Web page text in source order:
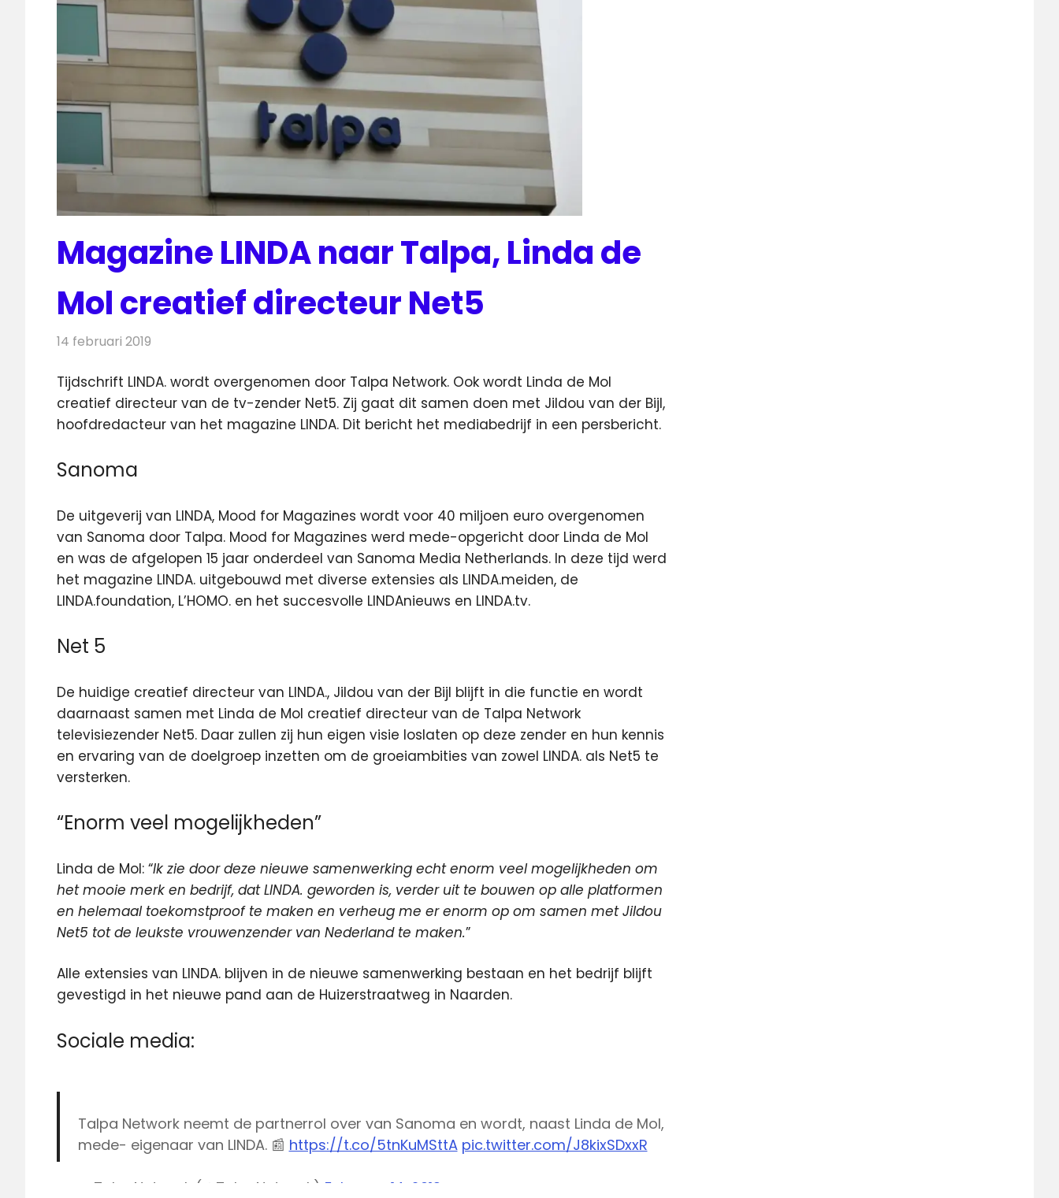
Magazine LINDA naar Talpa, Linda de
Mol creatief directeur Net5
14 februari 2019
Tijdschrift LINDA. wordt overgenomen door Talpa Network. Ook wordt Linda de Mol
creatief directeur van de tv-zender Net5. Zij gaat dit samen doen met Jildou van der Bijl,
hoofdredacteur van het magazine LINDA. Dit bericht het mediabedrijf in een persbericht.
Sanoma
De uitgeverij van LINDA, Mood for Magazines wordt voor 40 miljoen euro overgenomen
van Sanoma door Talpa. Mood for Magazines werd mede-opgericht door Linda de Mol
en was de afgelopen 15 jaar onderdeel van Sanoma Media Netherlands. In deze tijd werd
het magazine LINDA. uitgebouwd met diverse extensies als LINDA.meiden, de
LINDA.foundation, L’HOMO. en het succesvolle LINDAnieuws en LINDA.tv.
Net 5
De huidige creatief directeur van LINDA., Jildou van der Bijl blijft in die functie en wordt
daarnaast samen met Linda de Mol creatief directeur van de Talpa Network
televisiezender Net5. Daar zullen zij hun eigen visie loslaten op deze zender en hun kennis
en ervaring van de doelgroep inzetten om de groeiambities van zowel LINDA. als Net5 te
versterken.
“Enorm veel mogelijkheden”
Linda de Mol: “Ik zie door deze nieuwe samenwerking echt enorm veel mogelijkheden om
het mooie merk en bedrijf, dat LINDA. geworden is, verder uit te bouwen op alle platformen
en helemaal toekomstproof te maken en verheug me er enorm op om samen met Jildou
Net5 tot de leukste vrouwenzender van Nederland te maken.”
Alle extensies van LINDA. blijven in de nieuwe samenwerking bestaan en het bedrijf blijft
gevestigd in het nieuwe pand aan de Huizerstraatweg in Naarden.
Sociale media:
Talpa Network neemt de partnerrol over van Sanoma en wordt, naast Linda de Mol,
mede- eigenaar van LINDA. 📰 https://t.co/5tnKuMSttA pic.twitter.com/J8kixSDxxR
— TalpaNetwork (@TalpaNetwork) February 14, 2019